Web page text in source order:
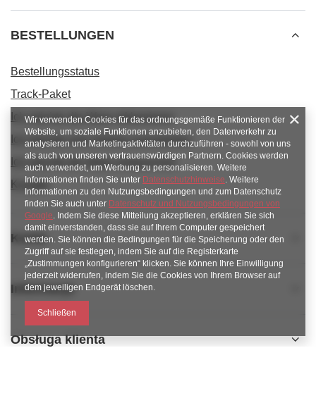
BESTELLUNGEN
Bestellungsstatus
Track-Paket
Ich möchte die Ware reklamieren
Ich möchte vom Vertrag zurücktreten
Ich möchte die Ware umtauschen
Kontakt
Konto
Informacje
Obsługa klienta
Wir verwenden Cookies für das ordnungsgemäße Funktionieren der
Website, um soziale Funktionen anzubieten, den Datenverkehr zu
analysieren und Marketingaktivitäten durchzuführen - sowohl von uns
als auch von unseren vertrauenswürdigen Partnern. Cookies werden
auch verwendet, um Werbung zu personalisieren. Weitere
Informationen finden Sie unter Datenschutzhinweise. Weitere
Informationen zu den Nutzungsbedingungen und zum Datenschutz
finden Sie auch unter Datenschutz und Nutzungsbedingungen von
Google. Indem Sie diese Mitteilung akzeptieren, erklären Sie sich
damit einverstanden, dass sie auf Ihrem Computer gespeichert
werden. Sie können die Bedingungen für die Speicherung oder den
Zugriff auf sie festlegen, indem Sie auf die Registerkarte
„Zustimmungen konfigurieren“ klicken. Sie können Ihre Einwilligung
jederzeit widerrufen, indem Sie die Cookies von Ihrem Browser auf
dem jeweiligen Endgerät löschen.
Schließen